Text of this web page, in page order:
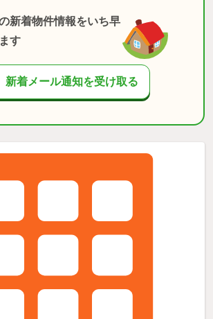
新着物件情報をいち早
す
新着メール通知を受け取る